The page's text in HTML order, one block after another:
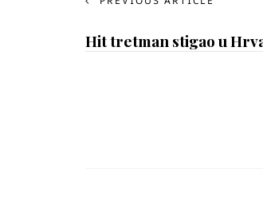
Hit tretman stigao u